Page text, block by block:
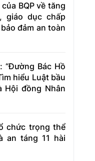
BQP về tăng
giáo dục chấp
đảm an toàn
“Đường Bác Hồ
hiểu Luật bầu
Hội đồng Nhân
chức trọng thể
an táng 11 hài